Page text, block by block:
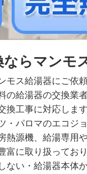
ならマンモ
モス給湯器にご依
の給湯器の交換業
換工事に対応しま
・パロマのエコジ
熱源機、給湯専用
富に取り扱ってお
ない・給湯器本体